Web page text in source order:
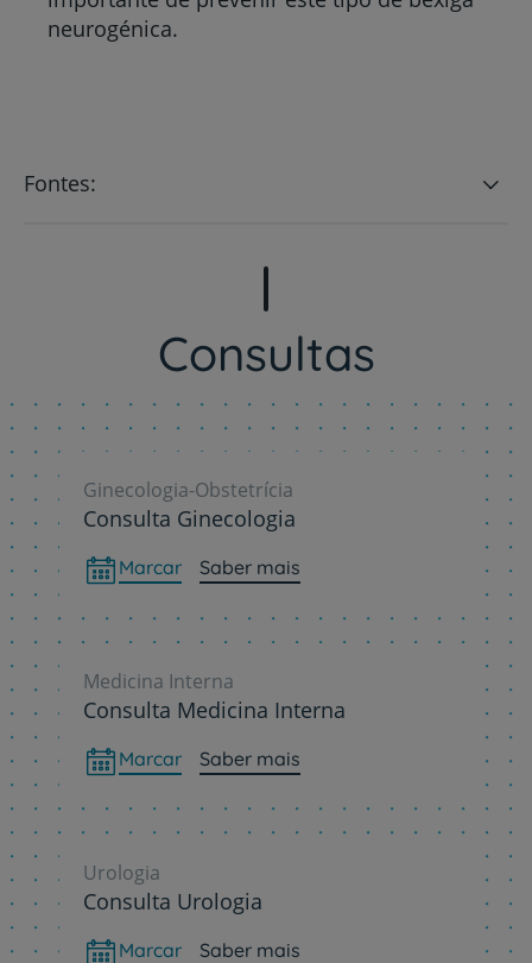
neurogénica.
Fontes:
Consultas
Ginecologia-Obstetrícia
Consulta Ginecologia
Marcar Saber mais
Medicina Interna
Consulta Medicina Interna
Marcar Saber mais
Urologia
Consulta Urologia
Marcar Saber mais